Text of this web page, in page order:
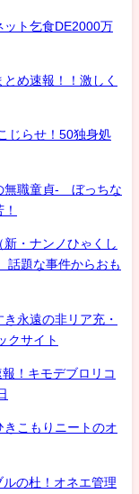
ット乞食DE2000万
め速報！！激しく
じらせ！50独身処
職童貞- ぼっちな
・ナンノひゃくし
話題な事件からおも
永遠の非リア充・
クサイト
！キモデブロリコ
こもりニートのオ
の杜！オネエ管理